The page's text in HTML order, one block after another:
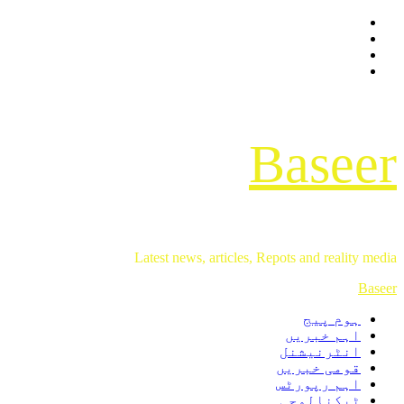
Skip
content
Baseer
Latest news, articles, Repots and reality media
Primary
Baseer
ہوم پیج
اہم خبریں
انٹرنیشنل
قومی خبریں
اہم رپورٹس
ٹیکنالوجی